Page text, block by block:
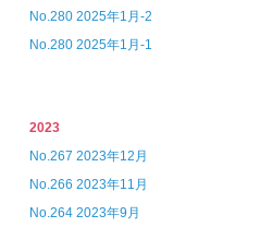
No.280 2025年1月-2
No.280 2025年1月-1
2023
No.267 2023年12月
No.266 2023年11月
No.264 2023年9月